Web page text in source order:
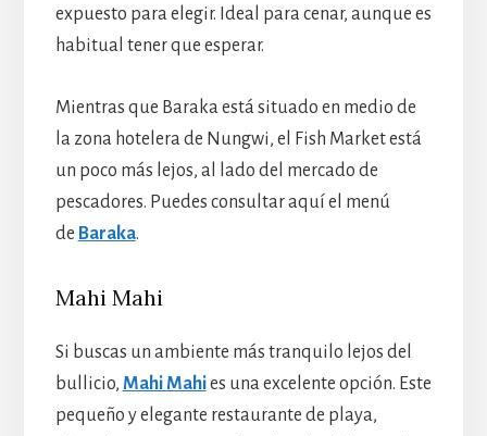
expuesto para elegir. Ideal para cenar, aunque es
habitual tener que esperar.
Mientras que Baraka está situado en medio de
la zona hotelera de Nungwi, el Fish Market está
un poco más lejos, al lado del mercado de
pescadores. Puedes consultar aquí el menú
de Baraka.
Mahi Mahi
Si buscas un ambiente más tranquilo lejos del
bullicio, Mahi Mahies una excelente opción. Este
pequeño y elegante restaurante de playa,